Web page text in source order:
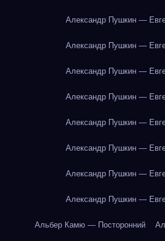
Александр Пушкин —
Александр Пушкин —
Александр Пушкин —
Александр Пушкин —
Александр Пушкин —
Александр Пушкин —
Александр Пушкин —
Александр Пушкин —
Альбер Камю — Посторонний